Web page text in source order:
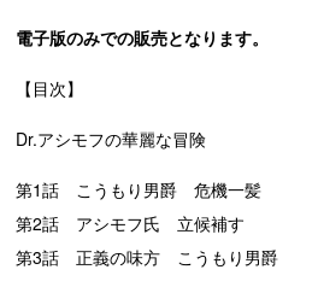
電子版のみでの販売となります。
【目次】
Dr.アシモフの華麗な冒険
第1話 こうもり男爵 危機一髪
第2話 アシモフ氏 立候補す
第3話 正義の味方 こうもり男爵